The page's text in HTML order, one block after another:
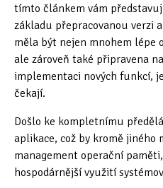
Názory & zkušenosti(143)
Oficiální materiály(57)
Pozvánky & oznámení
(67)
Pracuji sluchem(564)
Pracuji sluchem a hmatem
Pracuji zrakem(456)
tímto článkem vám
základu přepracovanou verzi
měla být nejen mnohem lépe
ale zároveň také připravena
implementaci nových funkcí,
čekají.
Došlo ke kompletnímu
aplikace, což by kromě jiného
management operační
hospodárnější využití